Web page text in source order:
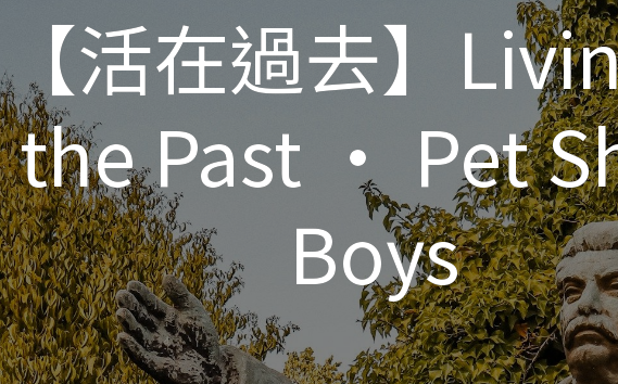
【活在過去】
the Past • Pet
Boys
【活在過去】
the Past • Pet
Boys